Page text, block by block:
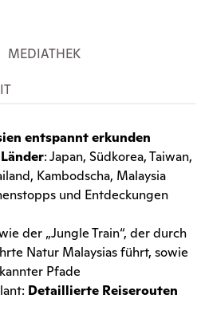
MEDIATHEK
entspannt erkunden
: Japan, Südkorea, Taiwan,
Kambodscha, Malaysia
und Entdeckungen
der „Jungle Train“, der durch
Natur Malaysias führt, sowie
Pfade
Detaillierte Reiserouten